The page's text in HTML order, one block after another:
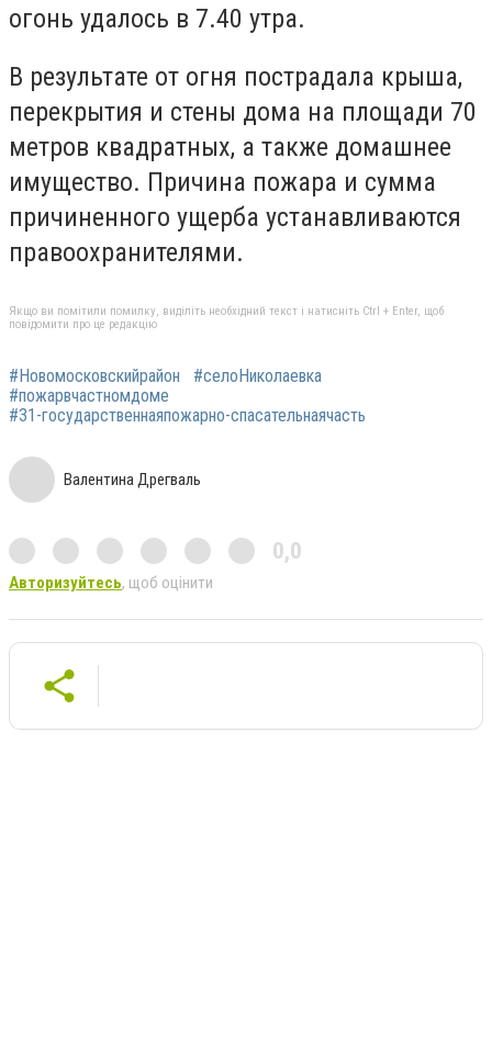
огонь удалось в 7.40 утра.
В результате от огня пострадала крыша,
перекрытия и стены дома на площади 70
метров квадратных, а также домашнее
имущество. Причина пожара и сумма
причиненного ущерба устанавливаются
правоохранителями.
Якщо ви помітили помилку, виділіть необхідний текст і натисніть Ctrl + Enter, щоб
повідомити про це редакцію
#Новомосковскийрайон
#селоНиколаевка
#пожарвчастномдоме
#31-государственнаяпожарно-спасательнаячасть
Валентина Дрегваль
0,0
Авторизуйтесь, щоб оцінити